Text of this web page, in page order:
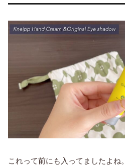
これって前にも入ってましたよね。